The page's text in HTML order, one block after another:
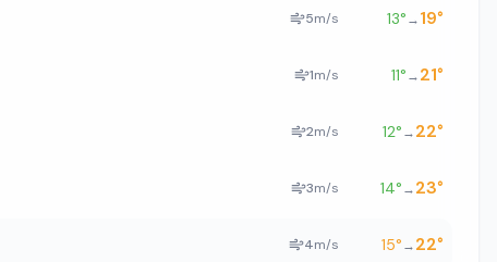
5m/s 13°→19°
1m/s 11°→21°
2m/s 12°→22°
3m/s 14°→23°
4m/s 15°→22°